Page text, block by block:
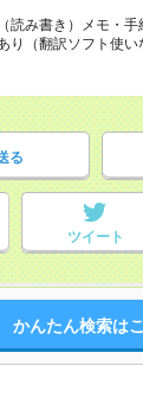
読み書き）メモ・手
り（翻訳ソフト使
る
ツイート
かんたん検索は